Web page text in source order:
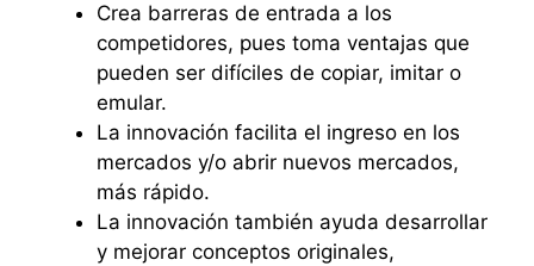
Crea barreras de entrada a los
competidores, pues toma ventajas que
pueden ser difíciles de copiar, imitar o
emular.
La innovación facilita el ingreso en los
mercados y/o abrir nuevos mercados,
más rápido.
La innovación también ayuda desarrollar
y mejorar conceptos originales,